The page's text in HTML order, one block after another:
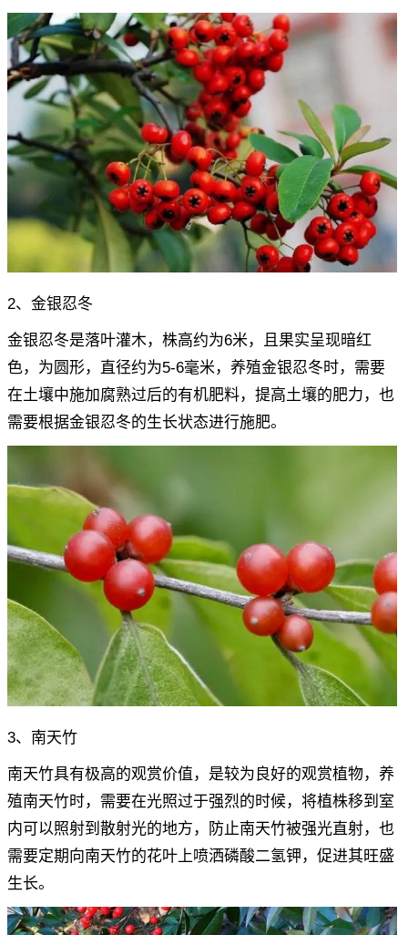
2、金银忍冬
金银忍冬是落叶灌木，株高约为6米，且果实呈现暗红
色，为圆形，直径约为5-6毫米，养殖金银忍冬时，需要
在土壤中施加腐熟过后的有机肥料，提高土壤的肥力，也
需要根据金银忍冬的生长状态进行施肥。
3、南天竹
南天竹具有极高的观赏价值，是较为良好的观赏植物，养
殖南天竹时，需要在光照过于强烈的时候，将植株移到室
内可以照射到散射光的地方，防止南天竹被强光直射，也
需要定期向南天竹的花叶上喷洒磷酸二氢钾，促进其旺盛
生长。